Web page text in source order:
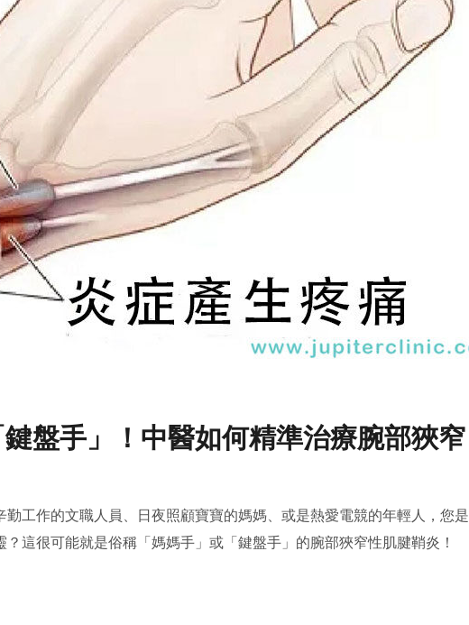
盤手」！中醫如何精準治療腕部狹窄
工作的文職人員、日夜照顧寶寶的媽媽、或是熱愛電競的年輕人，您是
這很可能就是俗稱「媽媽手」或「鍵盤手」的腕部狹窄性肌腱鞘炎！